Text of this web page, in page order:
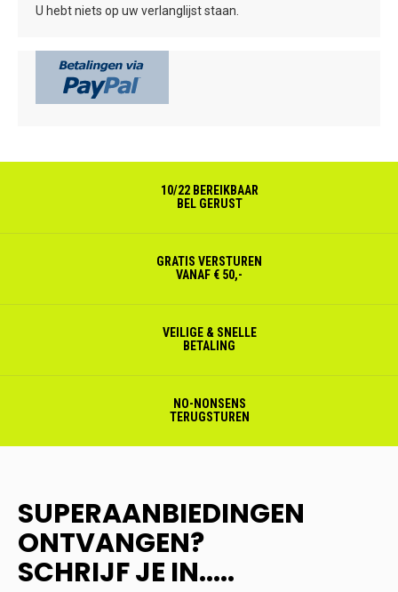
U hebt niets op uw verlanglijst staan.
10/22 BEREIKBAAR
BEL GERUST
GRATIS VERSTUREN
VANAF € 50,-
VEILIGE & SNELLE
BETALING
NO-NONSENS
TERUGSTUREN
SUPERAANBIEDINGEN
ONTVANGEN?
SCHRIJF JE IN.....